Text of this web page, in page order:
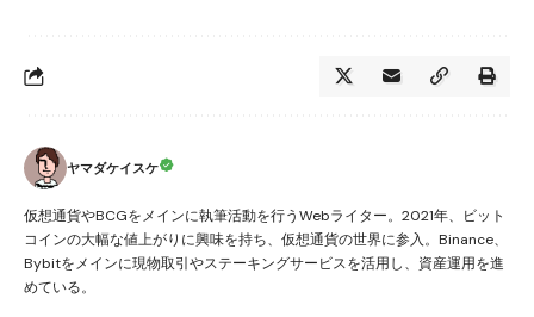
ヤマダケイスケ
仮想通貨やBCGをメインに執筆活動を行うWebライター。2021年、ビット
コインの大幅な値上がりに興味を持ち、仮想通貨の世界に参入。Binance、
Bybitをメインに現物取引やステーキングサービスを活用し、資産運用を進
めている。